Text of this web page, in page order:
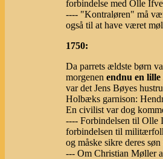
forbindelse med Olle
---- "Kontraløren" må
også til at have været
1750:
Da parrets ældste børn
morgenen endnu en lille
var det Jens Bøyes
Holbæks garnison:
En civilist var dog
---- Forbindelsen til Olle
forbindelsen til
og måske sikre deres
--- Om Christian Møller